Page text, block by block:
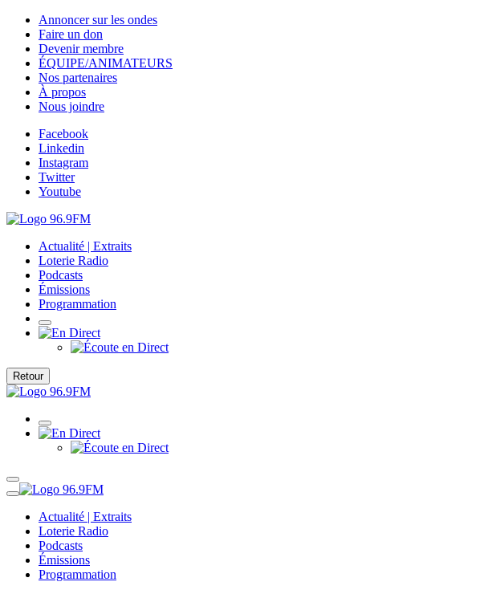
Annoncer sur les ondes
Faire un don
Devenir membre
ÉQUIPE/ANIMATEURS
Nos partenaires
À propos
Nous joindre
Facebook
Linkedin
Instagram
Twitter
Youtube
Actualité | Extraits
Loterie Radio
Podcasts
Émissions
Programmation
Retour
Actualité | Extraits
Loterie Radio
Podcasts
Émissions
Programmation